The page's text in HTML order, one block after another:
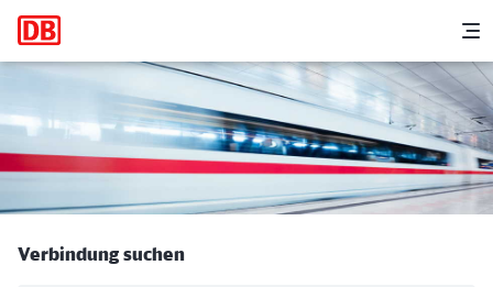
Hauptnavigation
Minden (Westf) - Anrath
Verbindung suchen